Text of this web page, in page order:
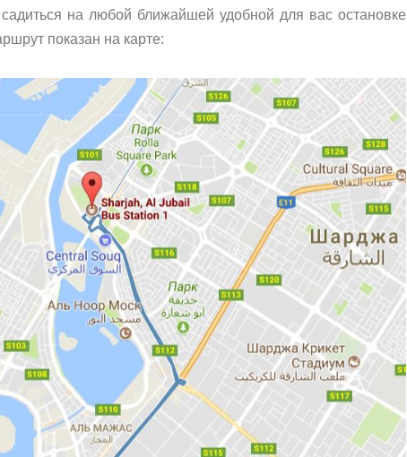
на любой ближайшей удобной для вас остановке
показан на карте: